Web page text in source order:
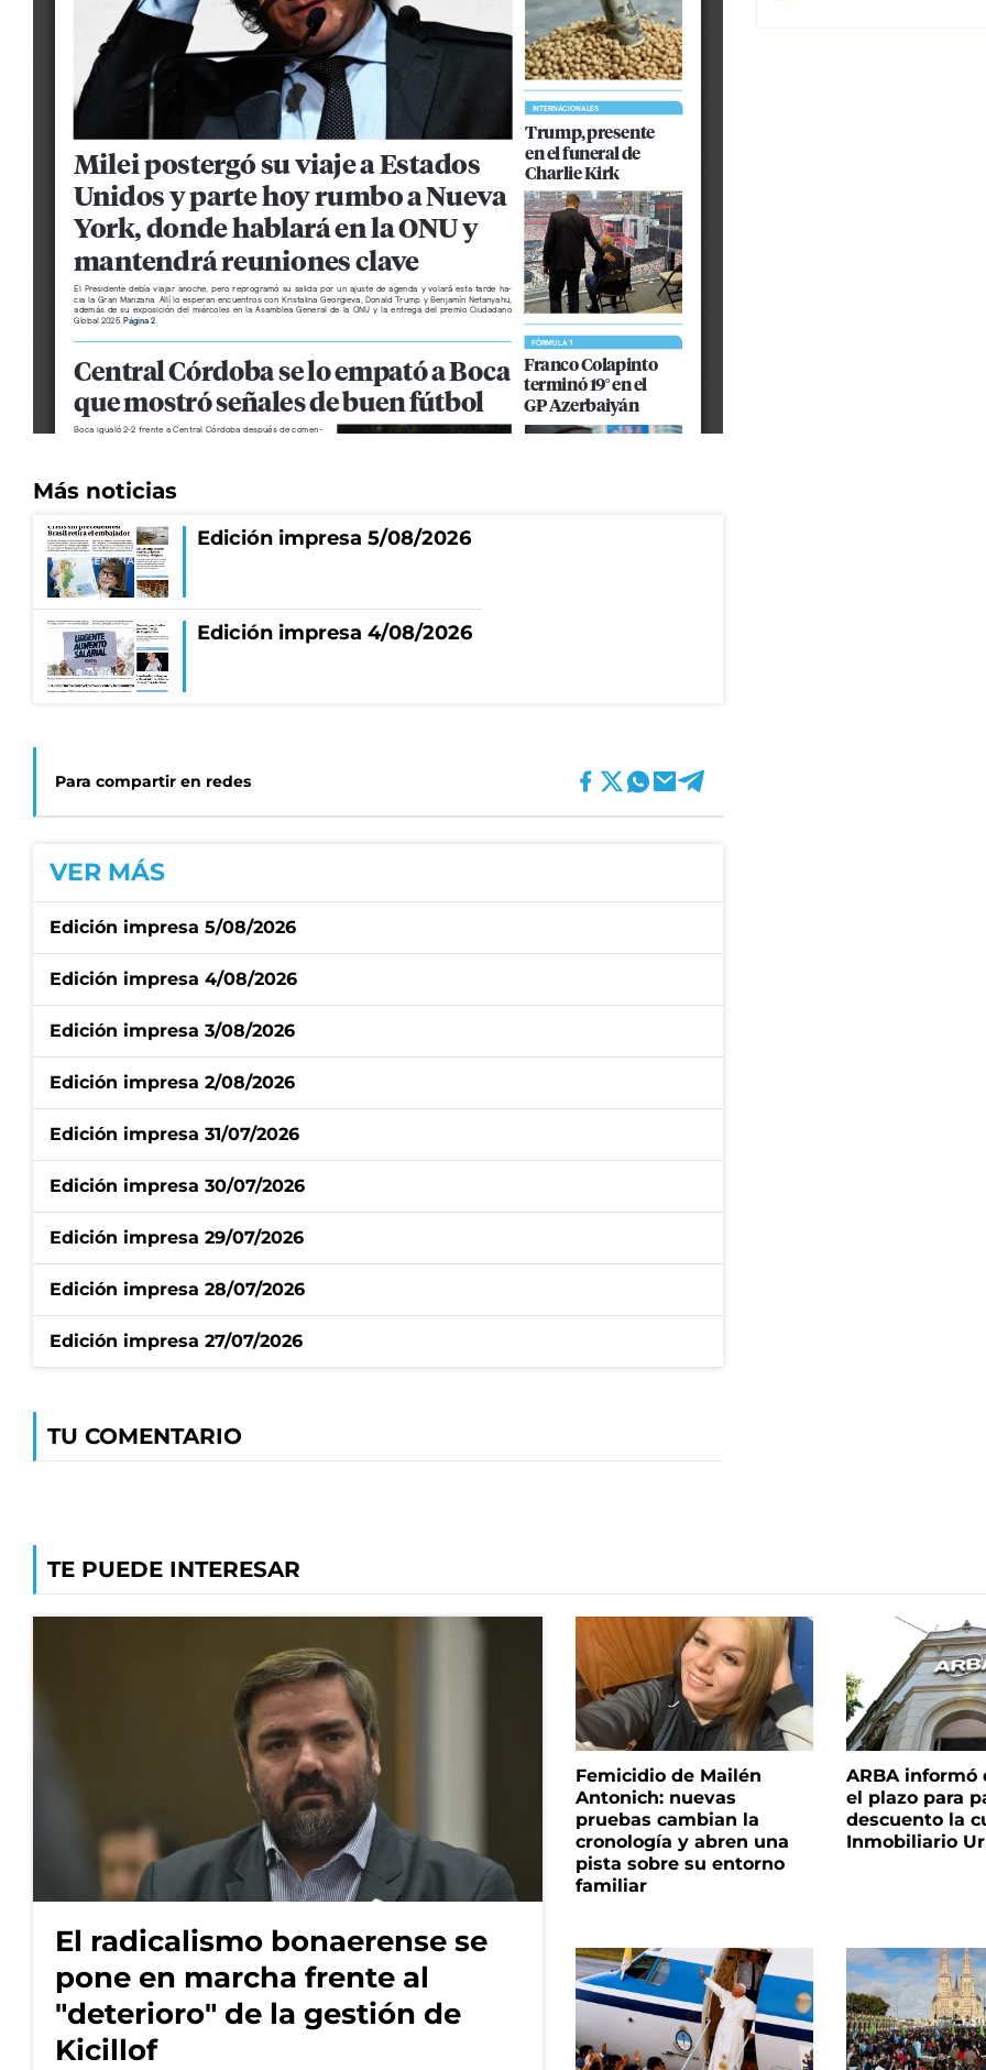
Más noticias
Edición impresa 5/08/2026
Edición impresa 4/08/2026
Para compartir en redes
VER MÁS
Edición impresa 5/08/2026
Edición impresa 4/08/2026
Edición impresa 3/08/2026
Edición impresa 2/08/2026
Edición impresa 31/07/2026
Edición impresa 30/07/2026
Edición impresa 29/07/2026
Edición impresa 28/07/2026
Edición impresa 27/07/2026
TU COMENTARIO
TE PUEDE INTERESAR
El radicalismo bonaerense se
pone en marcha frente al
"deterioro" de la gestión de
Kicillof
Femicidio de Mailén
Antonich: nuevas
pruebas cambian la
cronología y abren una
pista sobre su entorno
familiar
ARBA informó
el plazo para
descuento la
Inmobiliario